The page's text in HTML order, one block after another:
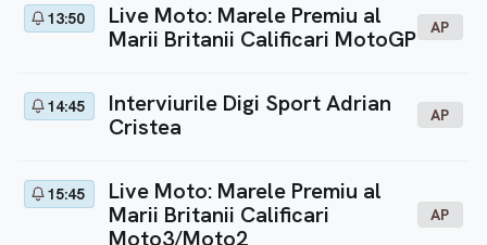
13:50
Live Moto: Marele Premiu al
Marii Britanii Calificari MotoGP
AP
14:45
Interviurile Digi Sport Adrian
Cristea
AP
15:45
Live Moto: Marele Premiu al
Marii Britanii Calificari
Moto3/Moto2
AP